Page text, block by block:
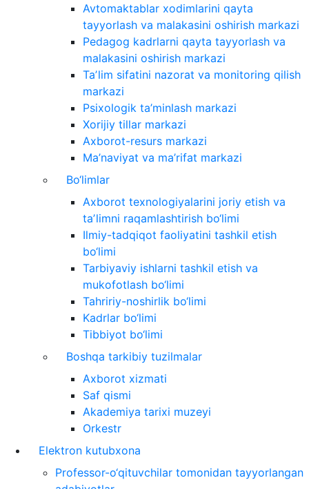
Avtomaktablar xodimlarini qayta
tayyorlash va malakasini oshirish markazi
Pedagog kadrlarni qayta tayyorlash va
malakasini oshirish markazi
Taʼlim sifatini nazorat va monitoring qilish
markazi
Psixologik ta’minlash markazi
Xorijiy tillar markazi
Axborot-resurs markazi
Ma’naviyat va ma’rifat markazi
Bo‘limlar
Axborot texnologiyalarini joriy etish va
taʼlimni raqamlashtirish bo‘limi
Ilmiy-tadqiqot faoliyatini tashkil etish
bo‘limi
Tarbiyaviy ishlarni tashkil etish va
mukofotlash bo‘limi
Tahririy-noshirlik bo‘limi
Kadrlar bo‘limi
Tibbiyot bo‘limi
Boshqa tarkibiy tuzilmalar
Axborot xizmati
Saf qismi
Akademiya tarixi muzeyi
Orkestr
Elektron kutubxona
Professor-o‘qituvchilar tomonidan tayyorlangan